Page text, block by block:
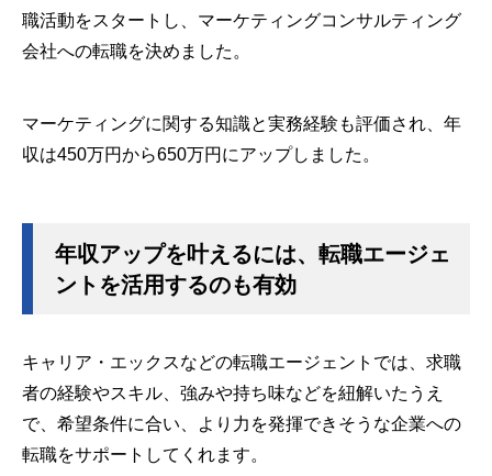
職活動をスタートし、マーケティングコンサルティング
会社への転職を決めました。
マーケティングに関する知識と実務経験も評価され、年
収は450万円から650万円にアップしました。
年収アップを叶えるには、転職エージェ
ントを活用するのも有効
キャリア・エックスなどの転職エージェントでは、求職
者の経験やスキル、強みや持ち味などを紐解いたうえ
で、希望条件に合い、より力を発揮できそうな企業への
転職をサポートしてくれます。